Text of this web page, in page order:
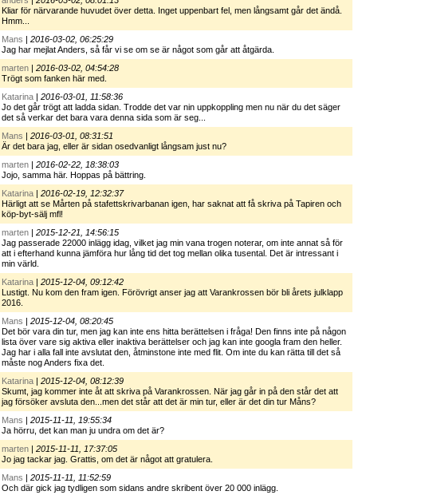
Kliar för närvarande huvudet över detta. Inget uppenbart fel, men långsamt går det ändå.
Hmm...
Mans | 2016-03-02, 06:25:29
Jag har mejlat Anders, så får vi se om se är något som går att åtgärda.
marten | 2016-03-02, 04:54:28
Trögt som fanken här med.
Katarina | 2016-03-01, 11:58:36
Jo det går trögt att ladda sidan. Trodde det var nin uppkoppling men nu när du det säger
det så verkar det bara vara denna sida som är seg...
Mans | 2016-03-01, 08:31:51
Är det bara jag, eller är sidan osedvanligt långsam just nu?
marten | 2016-02-22, 18:38:03
Jojo, samma här. Hoppas på bättring.
Katarina | 2016-02-19, 12:32:37
Härligt att se Mårten på stafettskrivarbanan igen, har saknat att få skriva på Tapiren och
köp-byt-sälj mfl!
marten | 2015-12-21, 14:56:15
Jag passerade 22000 inlägg idag, vilket jag min vana trogen noterar, om inte annat så för
att i efterhand kunna jämföra hur lång tid det tog mellan olika tusental. Det är intressant i
min värld.
Katarina | 2015-12-04, 09:12:42
Lustigt. Nu kom den fram igen. Förövrigt anser jag att Varankrossen bör bli årets julklapp
2016.
Mans | 2015-12-04, 08:20:45
Det bör vara din tur, men jag kan inte ens hitta berättelsen i fråga! Den finns inte på någon
lista över vare sig aktiva eller inaktiva berättelser och jag kan inte googla fram den heller.
Jag har i alla fall inte avslutat den, åtminstone inte med flit. Om inte du kan rätta till det så
måste nog Anders fixa det.
Katarina | 2015-12-04, 08:12:39
Skumt, jag kommer inte åt att skriva på Varankrossen. När jag går in på den står det att
jag försöker avsluta den...men det står att det är min tur, eller är det din tur Måns?
Mans | 2015-11-11, 19:55:34
Ja hörru, det kan man ju undra om det är?
marten | 2015-11-11, 17:37:05
Jo jag tackar jag. Grattis, om det är något att gratulera.
Mans | 2015-11-11, 11:52:59
Och där gick jag tydligen som sidans andre skribent över 20 000 inlägg.